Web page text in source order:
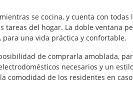
se cocina, y cuenta con
del hogar. La doble ventana
una vida práctica y confortable.
de comprarla amoblada,
necesarios y un
comodidad de los residentes en